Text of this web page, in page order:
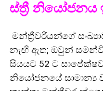
ස්ත්‍රී නියෝජනය
මන්ත්‍රීවරියන්ගේ
නැඟී ඇත; ඔවුන්
සියයට 52 ට
නියෝජනයේ සාමාන්‍ය